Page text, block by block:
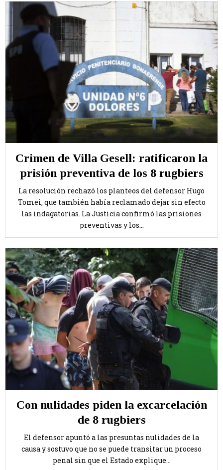
Crimen de Villa Gesell: ratificaron la
prisión preventiva de los 8 rugbiers
La resolución rechazó los planteos del defensor Hugo
Tomei, que también había reclamado dejar sin efecto
las indagatorias. La Justicia confirmó las prisiones
preventivas y los...
Con nulidades piden la excarcelación
de 8 rugbiers
El defensor apuntó a las presuntas nulidades de la
causa y sostuvo que no se puede transitar un proceso
penal sin que el Estado explique...